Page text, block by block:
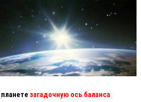
загадочную ось баланса